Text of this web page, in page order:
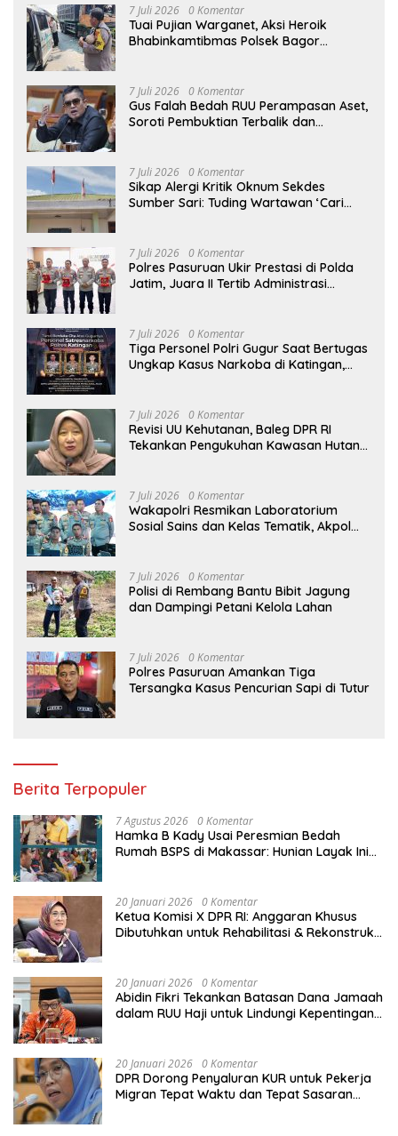
7 Juli 2026 0 Komentar
Tuai Pujian Warganet, Aksi Heroik
Bhabinkamtibmas Polsek Bagor
7 Juli 2026 0 Komentar
Gus Falah Bedah RUU Perampasan Aset,
Soroti Pembuktian Terbalik dan
7 Juli 2026 0 Komentar
Sikap Alergi Kritik Oknum Sekdes
Sumber Sari: Tuding Wartawan ‘Cari
CETAR yang Diduga Mandek
7 Juli 2026 0 Komentar
Polres Pasuruan Ukir Prestasi di Polda
Jatim, Juara II Tertib Administrasi
7 Juli 2026 0 Komentar
Tiga Personel Polri Gugur Saat Bertugas
Ungkap Kasus Narkoba di Katingan,
7 Juli 2026 0 Komentar
Revisi UU Kehutanan, Baleg DPR RI
Tekankan Pengukuhan Kawasan Hutan
7 Juli 2026 0 Komentar
Wakapolri Resmikan Laboratorium
Sosial Sains dan Kelas Tematik, Akpol
7 Juli 2026 0 Komentar
Polisi di Rembang Bantu Bibit Jagung
dan Dampingi Petani Kelola Lahan
7 Juli 2026 0 Komentar
Polres Pasuruan Amankan Tiga
Tersangka Kasus Pencurian Sapi di Tutur
Berita Terpopuler
7 Agustus 2026 0 Komentar
Hamka B Kady Usai Peresmian Bedah
Rumah BSPS di Makassar: Hunian Layak Ini
20 Januari 2026 0 Komentar
Ketua Komisi X DPR RI: Anggaran Khusus
Dibutuhkan untuk Rehabilitasi & Rekonstruksi
20 Januari 2026 0 Komentar
Abidin Fikri Tekankan Batasan Dana Jamaah
dalam RUU Haji untuk Lindungi Kepentingan
20 Januari 2026 0 Komentar
DPR Dorong Penyaluran KUR untuk Pekerja
Migran Tepat Waktu dan Tepat Sasaran